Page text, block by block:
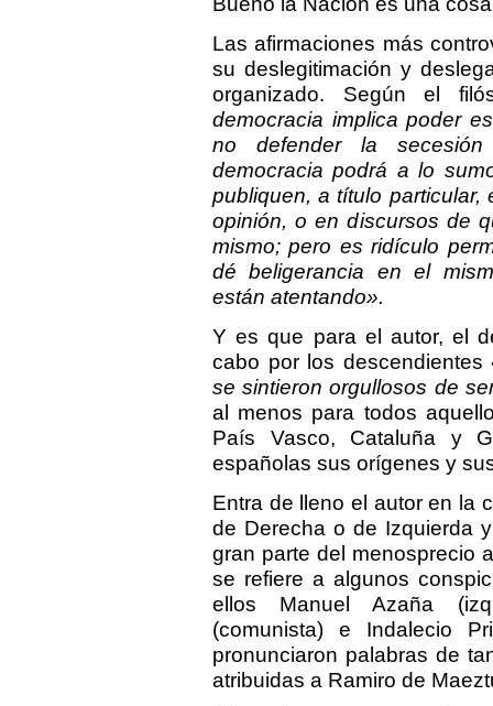
Las afirmaciones más
su deslegitimación y
organizado. Según el
democracia implica poder
no defender la
democracia podrá a lo
publiquen, a título
opinión, o en discursos de
mismo; pero es ridículo
dé beligerancia en el
están atentando».
Y es que para el autor, el
cabo por los descendientes
se sintieron orgullosos de
al menos para todos
País Vasco, Cataluña y
españolas sus orígenes y
Entra de lleno el autor en la
de Derecha o de Izquierda
gran parte del menosprecio
se refiere a algunos
ellos Manuel Azaña
(comunista) e Indalecio
pronunciaron palabras de
atribuidas a Ramiro de